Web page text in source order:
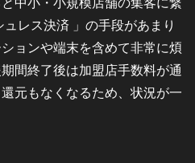
レス決済 」の手段があまり
ョンや端末を含めて非常に煩
間終了後は加盟店手数料が通
元もなくなるため、状況が一